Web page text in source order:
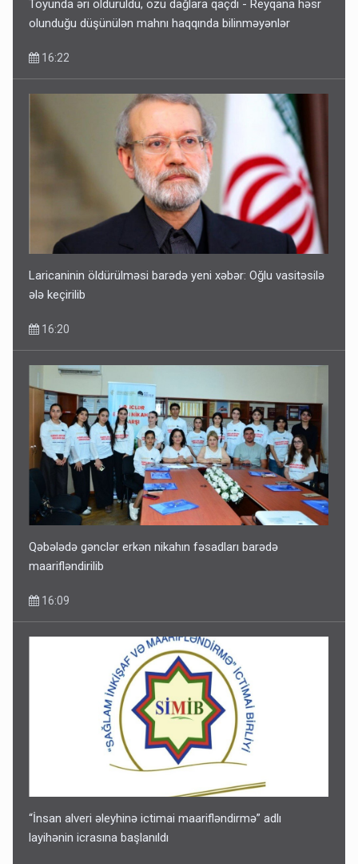
Toyunda əri öldürüldü, özü dağlara qaçdı - Reyqana həsr
olunduğu düşünülən mahnı haqqında bilinməyənlər
16:22
Laricaninin öldürülməsi barədə yeni xəbər: Oğlu vasitəsilə
ələ keçirilib
16:20
Qəbələdə gənclər erkən nikahın fəsadları barədə
maarifləndirilib
16:09
“İnsan alveri əleyhinə ictimai maarifləndirmə” adlı
layihənin icrasına başlanıldı